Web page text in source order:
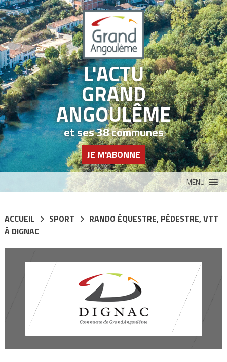
L'ACTU
GRAND
ANGOULÊME
et ses 38 communes
JE M'ABONNE
MENU
ACCUEIL SPORT
RANDO ÉQUESTRE, PÉDESTRE, VTT
À DIGNAC
Panneau de gestion des cookies